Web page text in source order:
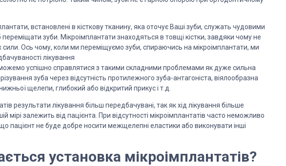
встановлені в кісткову тканину, яка оточує Ваші зуби, служать чудовими
зуби. Мікроімплантати знаходяться в товщі кістки, завдяки чому не
Ось чому, коли ми переміщуємо зуби, спираючись на мікроімплантати, ми
лікування
успішно справлятися з такими складними проблемами як дуже сильна
зуба через відсутність протилежного зуба-антагоніста, віялообразна
щелепи, глибокий або відкритий прикус і т.д.
результати лікування більш передбачувані, так як хід лікування більше
мірі залежить від пацієнта. При відсутності мікроімплантатів часто неможливо
пацієнт не буде добре носити межщелепні еластики або виконувати інші
установка мікроімплантатів?